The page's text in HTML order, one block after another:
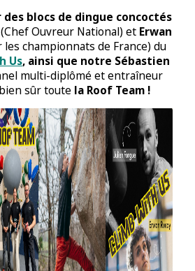
blocs de dingue concoctés
(Chef Ouvreur National) et Erwan
championnats de France) du
Us, ainsi que notre Sébastien
multi-diplômé et entraîneur
sûr toute la Roof Team !